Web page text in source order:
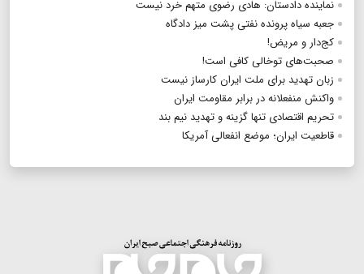
نماینده دادستان: هادی رضوی متهم خرد نیست
جعبه سیاه پرونده نفتی پشت میز دادگاه
کج‌دار و مریض!
صحبت‌های توخالی کافی است!
زبان تهدید برای ملت ایران کارساز نیست
واکنش منفعلانه در برابر مقاومت ایران
تحریم اقتصادی تنها گزینه و تهدید نیم‌ بند
قاطعیت ایران؛ موضع انفعالی آمریکا